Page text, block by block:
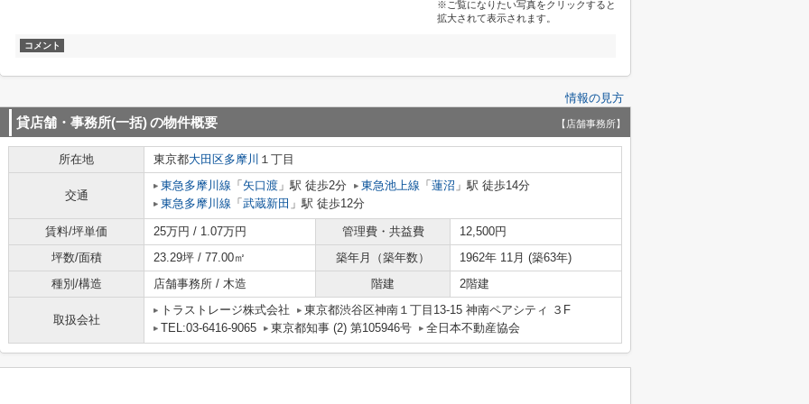
※ご覧になりたい写真をクリックすると
拡大されて表示されます。
コメント
情報の見方
貸店舗・事務所(一括)の物件概要 【店舗事務所】
所在地 東京都大田区多摩川 １丁目
交通
東急多摩川線 「 矢口渡 」駅 徒歩2分 東急池上線 「 蓮沼 」駅 徒歩14分
東急多摩川線 「 武蔵新田 」駅 徒歩12分
賃料/坪単価 25万円 / 1.07万円 管理費・共益費
12,500円
坪数/面積
23.29坪 / 77.00㎡ 築年月（築年数）
1962年 11月 (築63年)
種別/構造
店舗事務所 / 木造 階建 2階建
取扱会社
トラストレージ株式会社
東京都渋谷区神南１丁目13-15 神南ペアシティ ３F
TEL:03-6416-9065
東京都知事 (2) 第105946号 全日本不動産協会